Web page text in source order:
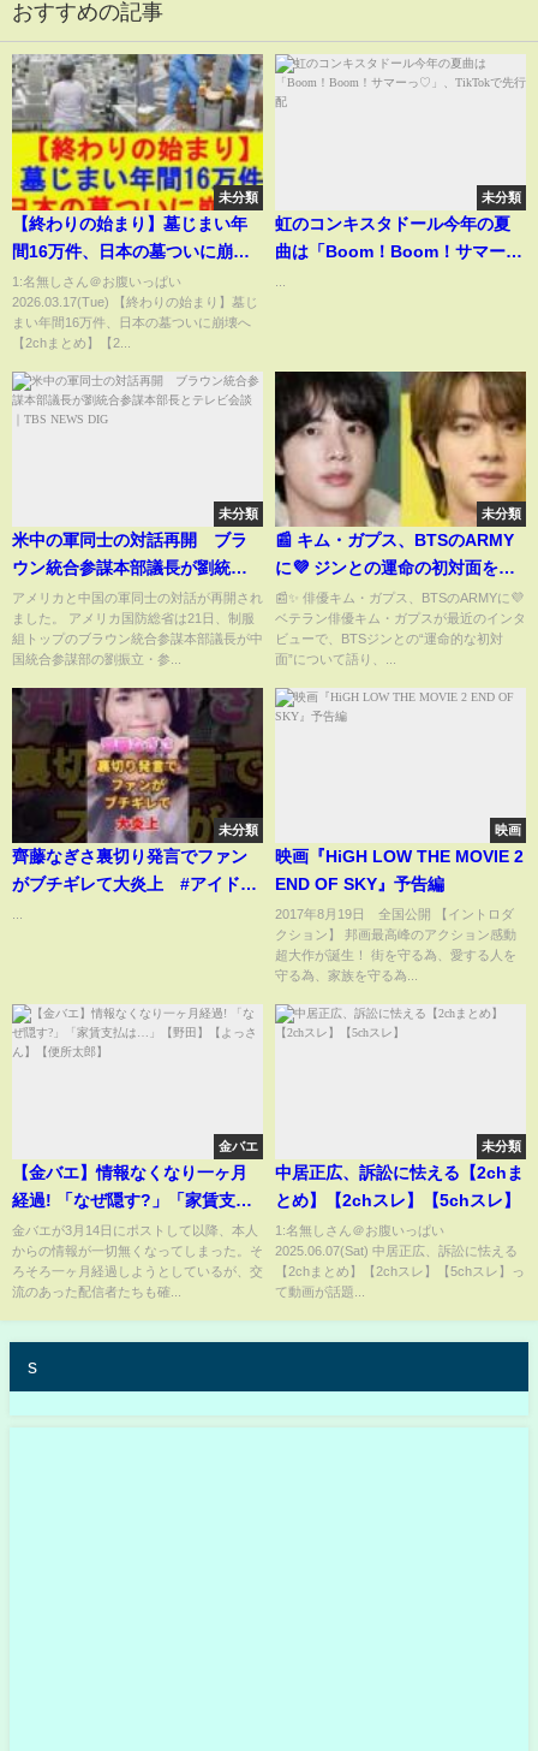
おすすめの記事
未分類
【終わりの始まり】墓じまい年
間16万件、日本の墓ついに崩壊
へ【2chまとめ】【2chスレ】
【5chスレ】【ゆっくり】
1:名無しさん＠お腹いっぱい
2026.03.17(Tue) 【終わりの始まり】墓じ
まい年間16万件、日本の墓ついに崩壊へ
【2chまとめ】【2...
未分類
虹のコンキスタドール今年の夏
曲は「Boom！Boom！サマーっ
未分類
米中の軍同士の対話再開 ブラ
ウン統合参謀本部議長が劉統合
参謀本部長とテレビ会談｜
TBS NEWS DIG
アメリカと中国の軍同士の対話が再開され
ました。 アメリカ国防総省は21日、制服
組トップのブラウン統合参謀本部議長が中
国統合参謀部の劉振立・参...
未分類
📰 キム・ガプス、BTSのARMY
に💜 ジンとの運命の初対面を語
る🤝🎤
📰✨ 俳優キム・ガプス、BTSのARMYに💜
ベテラン俳優キム・ガプスが最近のインタ
ビューで、BTSジンとの“運命的な初対
面”について語り、...
未分類
齊藤なぎさ裏切り発言でファン
がブチギレて大炎上 #アイドル
映画
映画『HiGH LOW THE MOVIE 2
END OF SKY』予告編
2017年8月19日 全国公開 【イントロダ
クション】 邦画最高峰のアクション感動
超大作が誕生！ 街を守る為、愛する人を
守る為、家族を守る為...
金バエ
【金バエ】情報なくなり一ヶ月
経過! 「なぜ隠す?」「家賃支払
は…」【野田】【よっさん】
【便所太郎】
金バエが3月14日にポストして以降、本人
からの情報が一切無くなってしまった。そ
ろそろ一ヶ月経過しようとしているが、交
流のあった配信者たちも確...
未分類
中居正広、訴訟に怯える【2chま
とめ】【2chスレ】【5chスレ】
1:名無しさん＠お腹いっぱい
2025.06.07(Sat) 中居正広、訴訟に怯える
【2chまとめ】【2chスレ】【5chスレ】っ
て動画が話題...
s